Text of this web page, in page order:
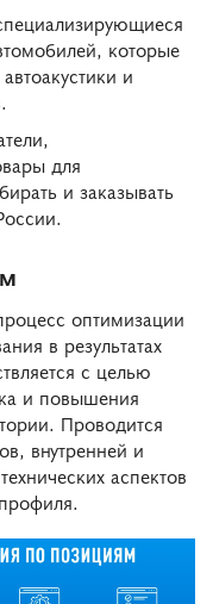
которые
и
для
и заказывать
оптимизации
в результатах
с целью
и повышения
Проводится
внутренней и
аспектов